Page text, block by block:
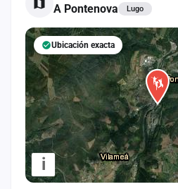
A Pontenova Lugo
i
Ubicación exacta